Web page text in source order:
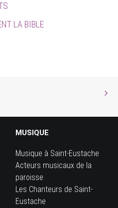
LA BIBLE
MUSIQUE
Musique à Saint-Eustache
Acteurs musicaux de la
paroisse
Les Chanteurs de Saint-
Eustache